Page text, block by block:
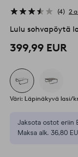
4 2
Lulu sohvapöytä
399,99 EUR
Väri: Läpinäkyvä lasi/
Jaksota ostot eriin
Maksa alk. 36,80